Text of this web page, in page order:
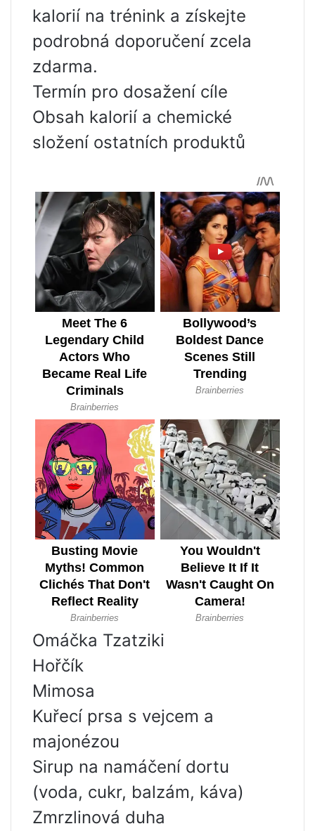
kalorií na trénink a získejte
podrobná doporučení zcela
zdarma.
Termín pro dosažení cíle
Obsah kalorií a chemické
složení ostatních produktů
Omáčka Tzatziki
Hořčík
Mimosa
Kuřecí prsa s vejcem a
majonézou
Sirup na namáčení dortu
(voda, cukr, balzám, káva)
Zmrzlinová duha